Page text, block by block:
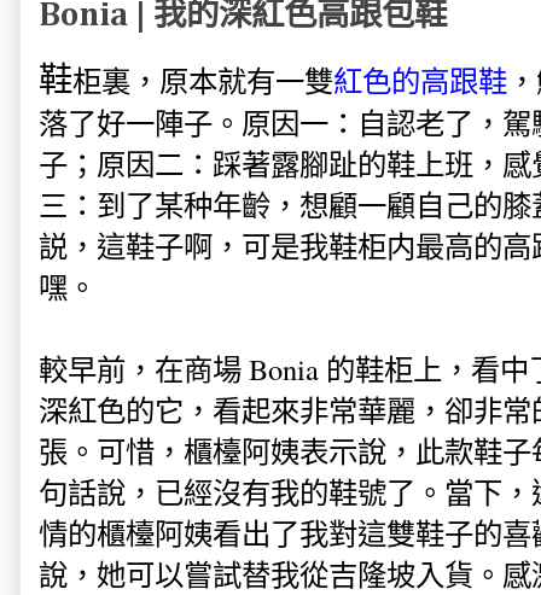
Bonia | 我的深紅色高跟包鞋
鞋柜裏，原本就有一雙紅色的高跟鞋
落了好一陣子。原因一：自認老了，
子；原因二：踩著露腳趾的鞋上班，
三：到了某种年齡，想顧一顧自己的
説，這鞋子啊，可是我鞋柜内最高的
嘿。
較早前，在商場 Bonia 的鞋柜上，看
深紅色的它，看起來非常華麗，卻非
張。可惜，櫃檯阿姨表示說，此款鞋
句話說，已經沒有我的鞋號了。當下
情的櫃檯阿姨看出了我對這雙鞋子的
說，她可以嘗試替我從吉隆坡入貨。